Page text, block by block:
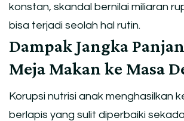
konstan, skandal bernilai miliaran
bisa terjadi seolah hal rutin.
Dampak Jangka
Meja Makan ke Masa
Korupsi nutrisi anak menghasilkan
berlapis yang sulit diperbaiki